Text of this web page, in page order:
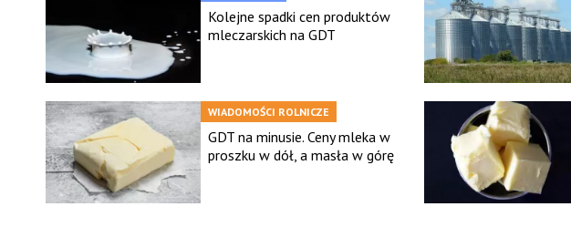
Kolejne spadki cen produktów
mleczarskich na GDT
WIADOMOŚCI ROLNICZE
GDT na minusie. Ceny mleka w
proszku w dół, a masła w górę